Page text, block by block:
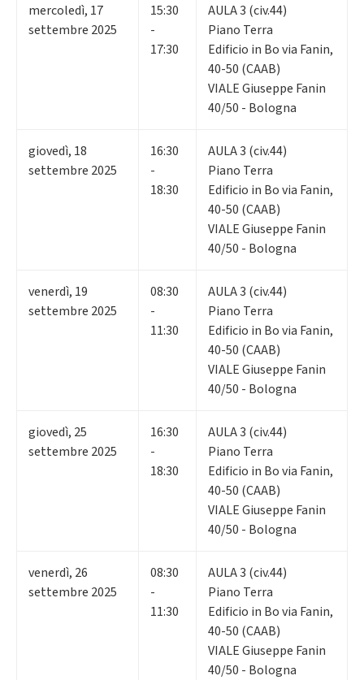
mercoledì, 17
settembre 2025
15:30
-
17:30
AULA 3 (civ.44)
Piano Terra
Edificio in Bo via Fanin,
40-50 (CAAB)
VIALE Giuseppe Fanin
40/50 - Bologna
giovedì, 18
settembre 2025
16:30
-
18:30
AULA 3 (civ.44)
Piano Terra
Edificio in Bo via Fanin,
40-50 (CAAB)
VIALE Giuseppe Fanin
40/50 - Bologna
venerdì, 19
settembre 2025
08:30
-
11:30
AULA 3 (civ.44)
Piano Terra
Edificio in Bo via Fanin,
40-50 (CAAB)
VIALE Giuseppe Fanin
40/50 - Bologna
giovedì, 25
settembre 2025
16:30
-
18:30
AULA 3 (civ.44)
Piano Terra
Edificio in Bo via Fanin,
40-50 (CAAB)
VIALE Giuseppe Fanin
40/50 - Bologna
venerdì, 26
settembre 2025
08:30
-
11:30
AULA 3 (civ.44)
Piano Terra
Edificio in Bo via Fanin,
40-50 (CAAB)
VIALE Giuseppe Fanin
40/50 - Bologna